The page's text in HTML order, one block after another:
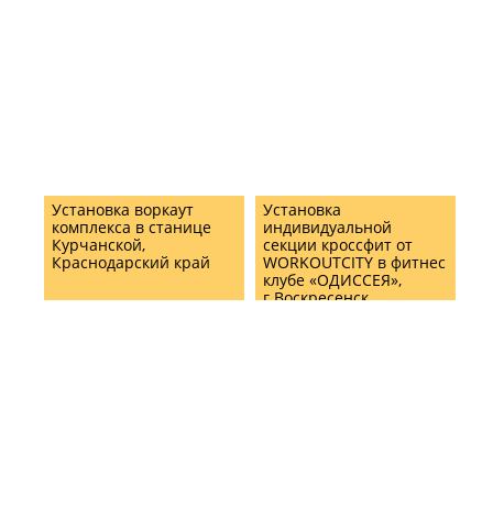
Установка воркаут
комплекса в станице
Курчанской,
Краснодарский край
Установка
индивидуальной
секции кроссфит от
WORKOUTCITY в фитнес
клубе «ОДИССЕЯ»,
г.Воскресенск